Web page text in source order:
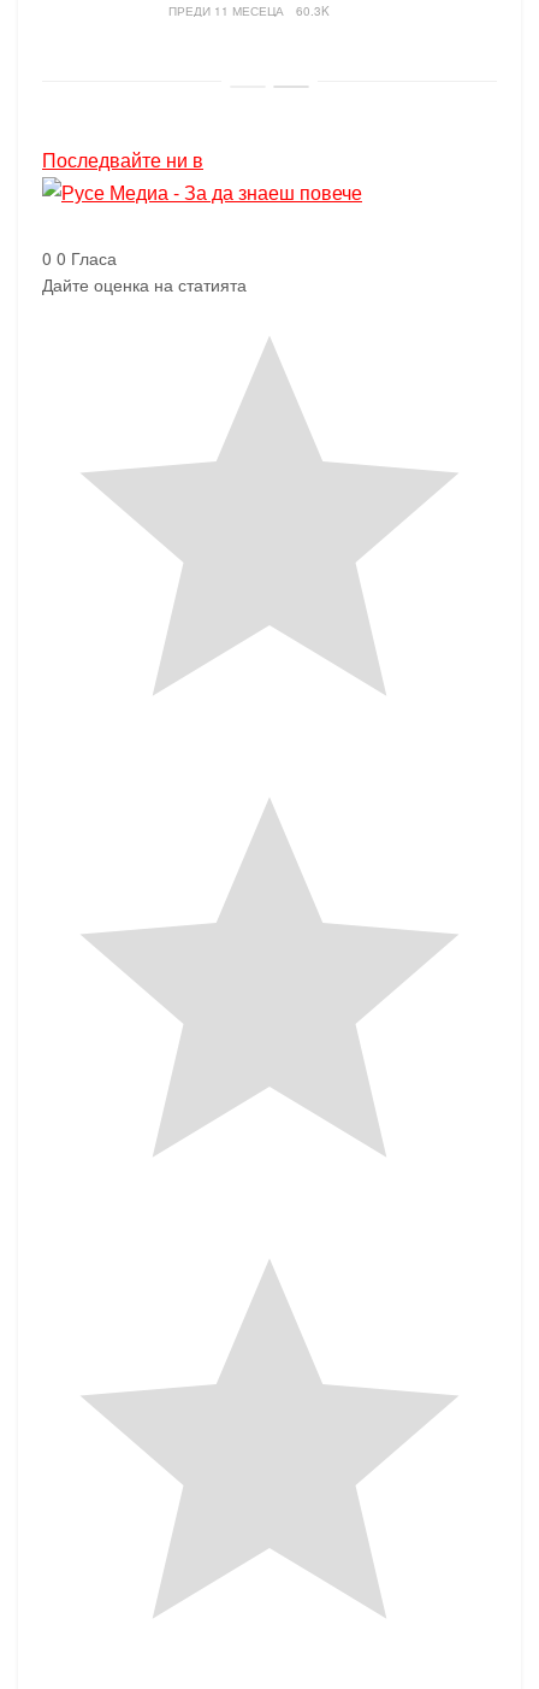
ПРЕДИ 11 МЕСЕЦА 60.3K
Последвайте ни в
0 0 Гласа
Дайте оценка на статията